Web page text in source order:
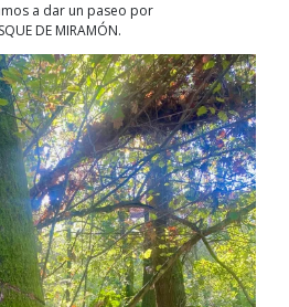
DONOSTIA
a dar un paseo por
DE MIRAMÓN.